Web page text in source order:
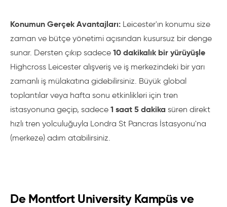
Konumun Gerçek Avantajları: Leicester'ın konumu size
zaman ve bütçe yönetimi açısından kusursuz bir denge
sunar. Dersten çıkıp sadece 10 dakikalık bir yürüyüşle
Highcross Leicester alışveriş ve iş merkezindeki bir yarı
zamanlı iş mülakatına gidebilirsiniz. Büyük global
toplantılar veya hafta sonu etkinlikleri için tren
istasyonuna geçip, sadece 1 saat 5 dakika süren direkt
hızlı tren yolculuğuyla Londra St Pancras İstasyonu'na
(merkeze) adım atabilirsiniz.
De Montfort University Kampüs ve